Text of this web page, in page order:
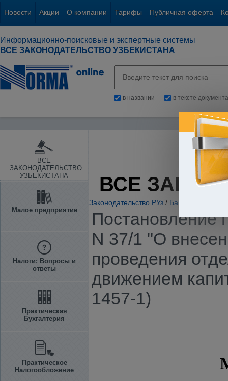
Новости Акции О компании Тарифы Публичная оферта
Информационно-поисковые и экспертные системы
ВСЕ ЗАКОНОДАТЕЛЬСТВО УЗБЕКИСТАНА
в названии в тексте документа
ВСЕ
ЗАКОНОДАТЕЛЬСТВО
УЗБЕКИСТАНА
Малое предприятие
Налоги: Вопросы и
ответы
Практическая
Бухгалтерия
Практическое
Налогообложение
ВСЕ
Законодательство РУз / Банки.
Постановление
N 37/1 "О
проведения
движением
1457-1)